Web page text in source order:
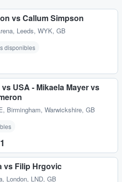
vs Callum Simpson
, Leeds, WYK, GB
disponibles
vs USA - Mikaela Mayer vs
, Birmingham, Warwickshire, GB
vs Filip Hrgovic
, London, LND, GB